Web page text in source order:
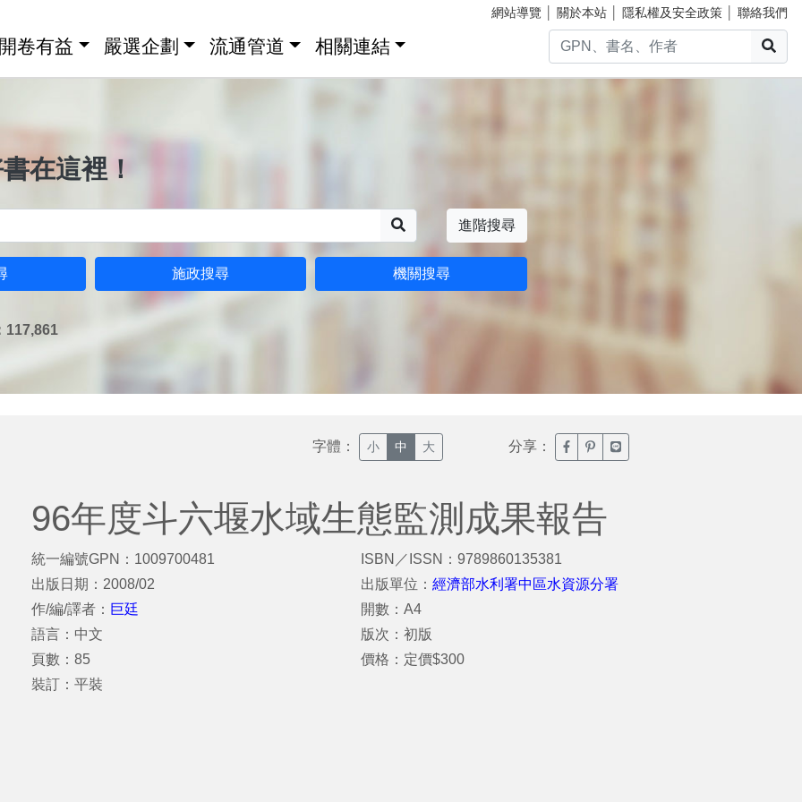
網站導覽 關於本站 隱私權及安全政策 聯絡我們
卷有益 嚴選企劃 流通管道 相關連結
在這裡！
進階搜尋
施政搜尋 機關搜尋
117,861
字體： 小 中 大 分享： 臉書分享(另開新視窗)
噗浪分享(另開新視窗)
Line分享(另開新視窗)
96年度斗六堰水域生態監測成果報告
統一編號GPN：1009700481
出版日期：2008/02
作/編/譯者： 巨廷
語言：中文
頁數：85
裝訂：平裝
ISBN／ISSN：9789860135381
出版單位：經濟部水利署中區水資源分署
開數：A4
版次：初版
價格：定價$300